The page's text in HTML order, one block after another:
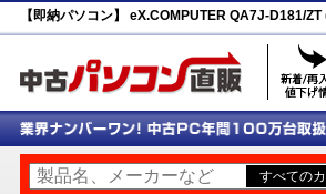
【即納パソコン】 eX.COMPUTER QA7J-D181/